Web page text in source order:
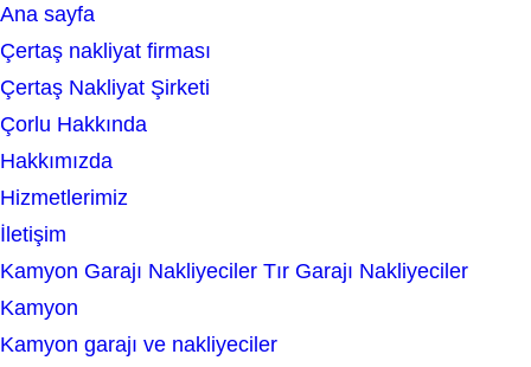
e
a
r
c
h
Ana sayfa
Çertaş nakliyat firması
Çertaş Nakliyat Şirketi
Çorlu Hakkında
Hakkımızda
Hizmetlerimiz
İletişim
Kamyon Garajı Nakliyeciler Tır Garajı Nakliyeciler
Kamyon
Kamyon garajı ve nakliyeciler